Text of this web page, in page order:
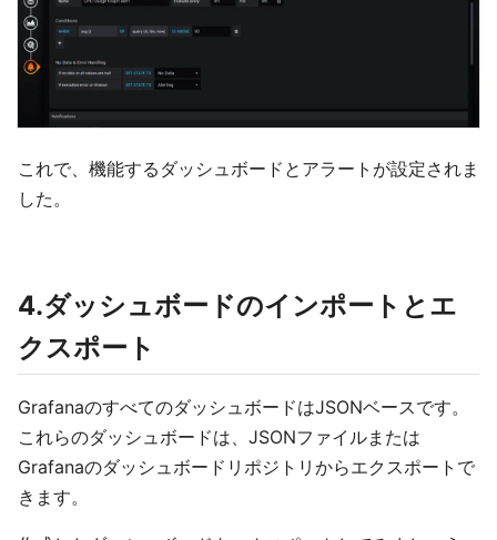
これで、機能するダッシュボードとアラートが設定されま
した。
4.ダッシュボードのインポートとエ
クスポート
GrafanaのすべてのダッシュボードはJSONベースです。
これらのダッシュボードは、JSONファイルまたは
Grafanaのダッシュボードリポジトリからエクスポートで
きます。